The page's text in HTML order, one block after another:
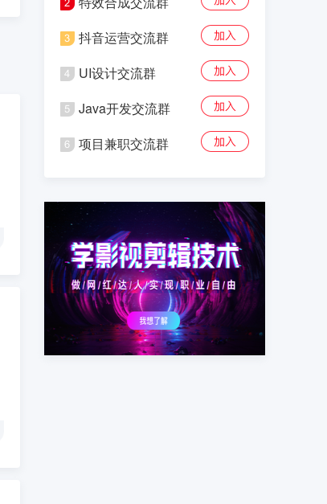
抖音运营交流群
UI设计交流群
Java开发交流群
项目兼职交流群